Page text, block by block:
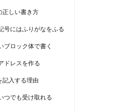
正しい書き方
号にはふりがなをふる
ブロック体で書く
ドレスを作る
記入する理由
つでも受け取れる